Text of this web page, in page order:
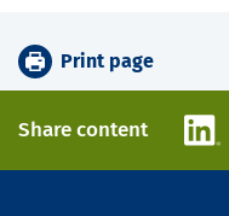
Print page
Share content